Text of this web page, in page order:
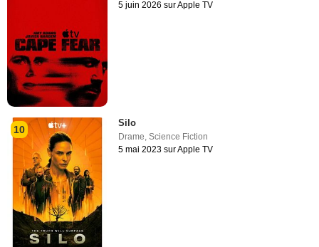
5 juin 2026 sur Apple TV
10
Silo
Drame,Science Fiction
5 mai 2023 sur Apple TV